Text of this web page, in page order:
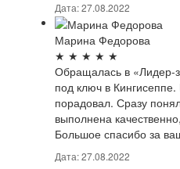
Дата: 27.08.2022
Марина Федорова
★ ★ ★ ★ ★
Обращалась в «Лидер-
под ключ в
порадовал. Сразу
выполнена
Большое спасибо за
Дата: 27.08.2022